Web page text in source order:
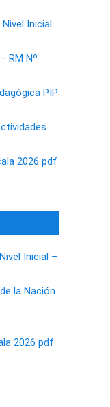
Inicial
RM Nº
PIP
2026 pdf
Inicial –
la Nación
2026 pdf